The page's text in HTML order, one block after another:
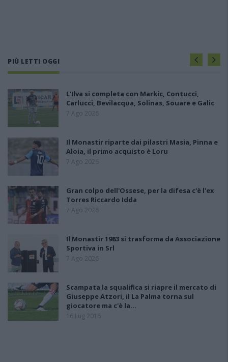
PIÙ LETTI OGGI
L'Ilva si completa con Markic, Contucci,
Carlucci, Bevilacqua, Solinas, Souare e Galic
7 Ago 2026
Il Monastir riparte dai pilastri Masia, Pinna e
Aloia, il primo acquisto è Loru
7 Ago 2026
Gran colpo dell'Ossese, per la difesa c'è l'ex
Torres Riccardo Idda
7 Ago 2026
Il Monastir 1983 si trasforma da Associazione
Sportiva in Srl
7 Ago 2026
Scampata la squalifica si riapre il mercato di
Giuseppe Atzori, il La Palma torna sul
giocatore ma c'è la…
16 Lug 2016